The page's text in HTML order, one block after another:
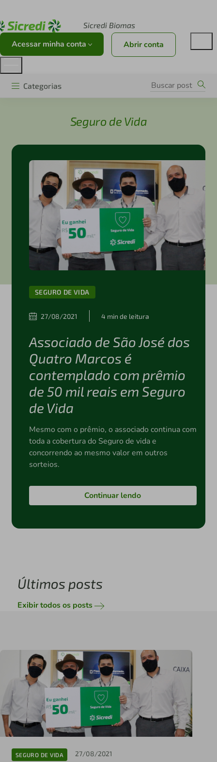
Sicredi Biomas
Acessar minha conta Abrir conta
Categorias
Seguro de Vida
SEGURO DE VIDA
27/08/2021 4 min de leitura
Associado de São José dos
Quatro Marcos é
contemplado com prêmio
de 50 mil reais em Seguro
de Vida
Mesmo com o prêmio, o associado continua com
toda a cobertura do Seguro de vida e
concorrendo ao mesmo valor em outros
sorteios.
Continuar lendo
Últimos posts
Exibir todos os posts
SEGURO DE VIDA 27/08/2021